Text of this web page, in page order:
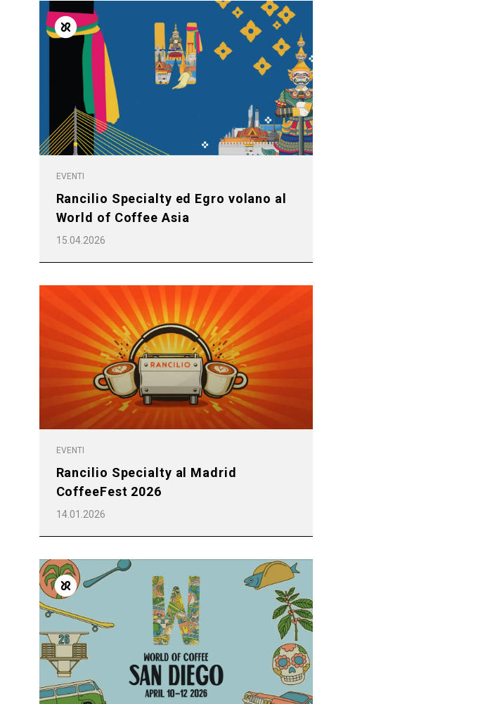
EVENTI
Rancilio Specialty ed Egro volano al
World of Coffee Asia
15.04.2026
EVENTI
Rancilio Specialty al Madrid
CoffeeFest 2026
14.01.2026
Follow Us